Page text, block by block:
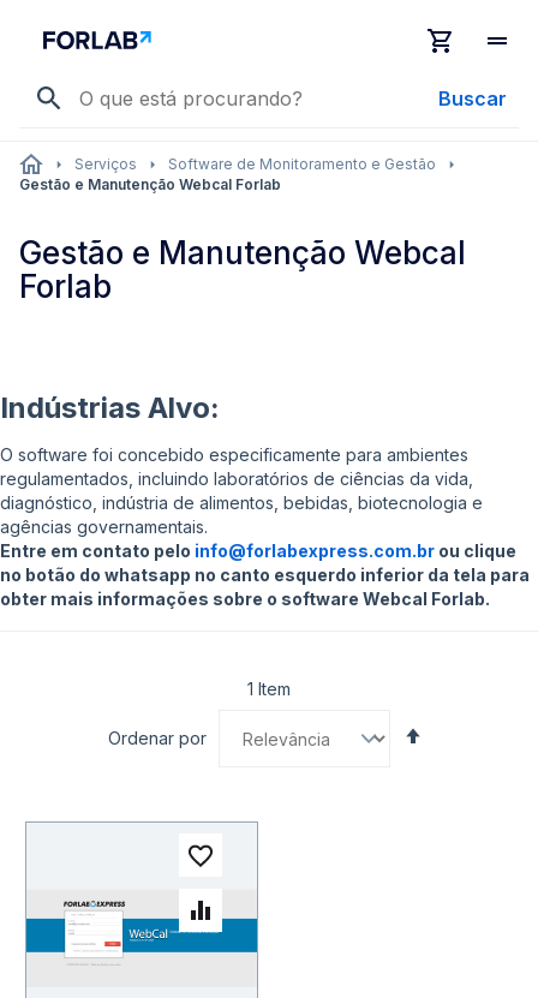
Buscar
Serviços
Software de Monitoramento e Gestão
Gestão e Manutenção Webcal Forlab
Gestão e Manutenção Webcal
Forlab
Indústrias Alvo:
O software foi concebido especificamente para ambientes
regulamentados, incluindo laboratórios de ciências da vida,
diagnóstico, indústria de alimentos, bebidas, biotecnologia e
agências governamentais.
Entre em contato pelo info@forlabexpress.com.br ou clique
no botão do whatsapp no canto esquerdo inferior da tela para
obter mais informações sobre o software Webcal Forlab.
1 Item
Ordenar por
Adicionar à lista de
Adicionar para Comparar